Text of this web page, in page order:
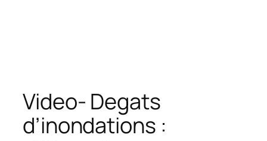
Video- Degats
d’inondations :